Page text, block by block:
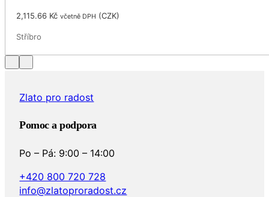
2,115.66 Kč včetně DPH (CZK)
Stříbro
Zlato pro radost
Pomoc a podpora
Po – Pá: 9:00 – 14:00
+420 800 720 728
info@zlatoproradost.cz